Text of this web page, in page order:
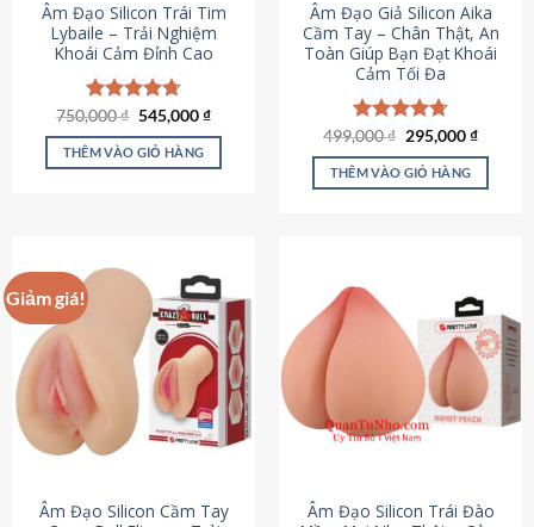
Âm Đạo Silicon Trái Tim
Lybaile – Trải Nghiệm
Khoái Cảm Đỉnh Cao
Được xếp
hạng4.70
5 sao
750,000₫ Giá
là:
750,000 ₫.
545,000₫Giá
tại
545,000 ₫.
THÊM VÀO GIỎ HÀNG
Âm Đạo Giả Silicon Aika
Cầm Tay – Chân Thật, An
Toàn Giúp Bạn Đạt Khoái
Cảm Tối Đa
Được xếp
hạng4.75
5 sao
499,000₫ Giá
là:
499,000 ₫.
295,000₫Giá
tại
THÊM VÀO GIỎ HÀNG
Giảm giá!
Âm Đạo Silicon Cầm Tay
Âm Đạo Silicon Trái Đào